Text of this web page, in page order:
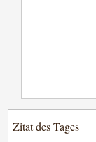
Zitat des Tages